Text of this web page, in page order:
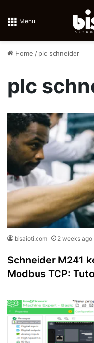
Menu
Home / plc schneider
plc
bisaioti.com 2 weeks ago
Schneider M241
Modbus TCP: